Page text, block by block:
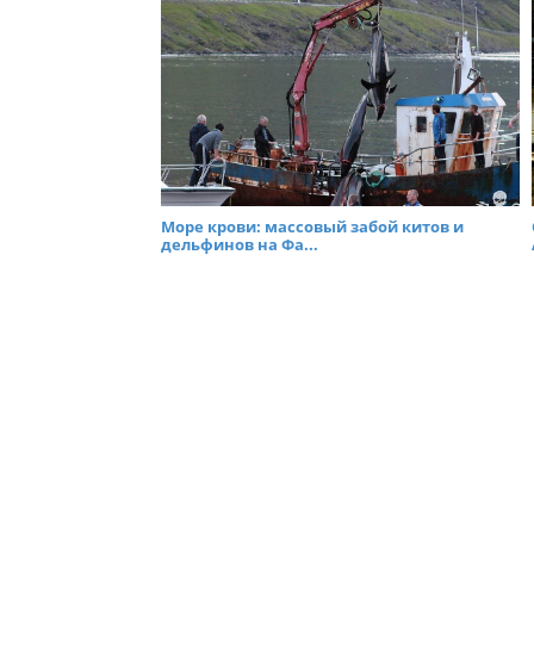
Море крови: массовый забой китов и
дельфинов на Фа...